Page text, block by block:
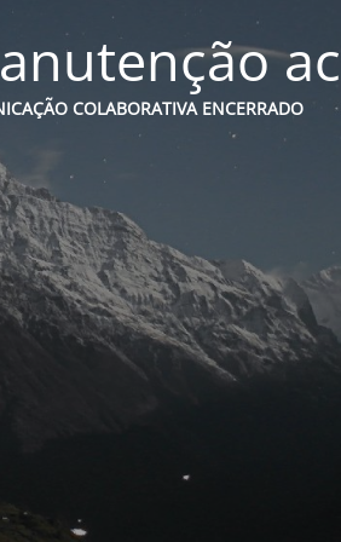
COLABORATIVA ENCERRADO